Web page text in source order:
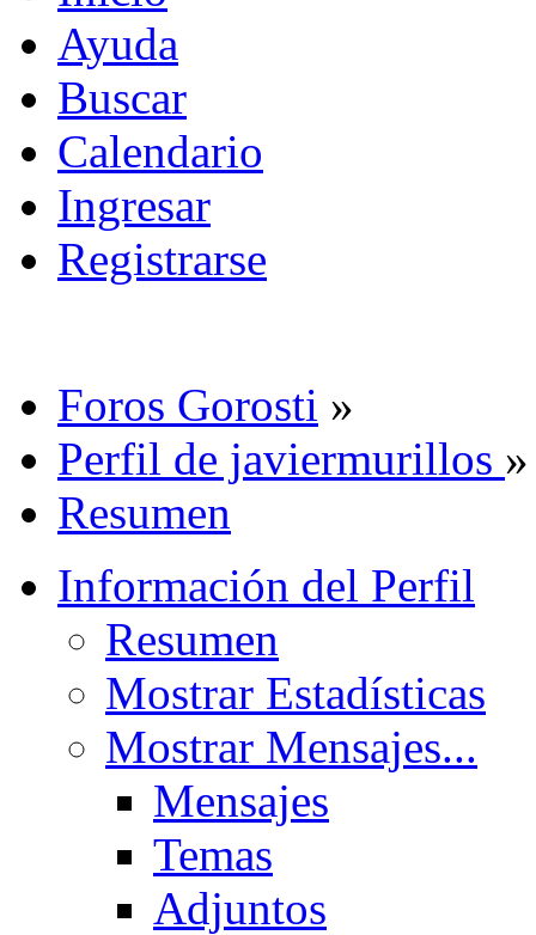
Ayuda
Buscar
Calendario
Ingresar
Registrarse
Foros Gorosti »
Perfil de javiermurillos »
Resumen
Información del Perfil
Resumen
Mostrar Estadísticas
Mostrar Mensajes...
Mensajes
Temas
Adjuntos